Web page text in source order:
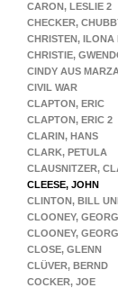
CARON, LESLIE 2
CHECKER,
CHRISTEN, ILONA
CHRISTIE,
CINDY AUS
CIVIL WAR
CLAPTON, ERIC
CLAPTON, ERIC 2
CLARIN, HANS
CLARK, PETULA
CLAUSNITZER,
CLEESE, JOHN
CLINTON, BILL
CLOONEY,
CLOONEY,
CLOSE, GLENN
CLÜVER, BERND
COCKER, JOE